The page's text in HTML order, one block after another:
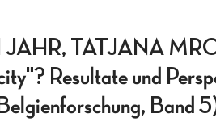
TATJANA
Resultate und
Band